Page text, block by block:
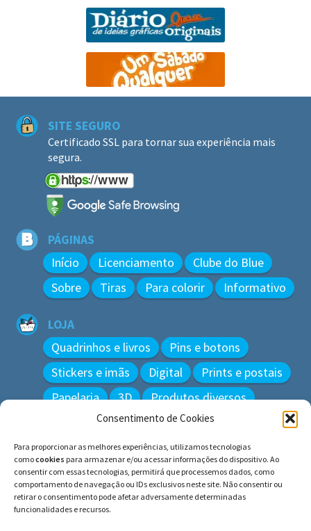
Consentimento de Cookies
Para proporcionar as melhores experiências, utilizamos tecnologias
comocookies para armazenar e/ou acessar informações do dispositivo. Ao
consentir com essas tecnologias, permitirá que processemos dados, como
comportamento de navegação ou IDs exclusivos neste site. Não consentir ou
retirar o consentimento pode afetar adversamente determinadas
funcionalidades e recursos.
SITE SEGURO
Certificado SSL para tornar sua experiência mais
segura.
PÁGINAS
Início Licenciamento
Clube do Blue
Sobre
Tiras Para colorir Informativo
LOJA
Quadrinhos e livros
Pins e botons
Stickers e imãs
Digital
Prints e postais
Papelaria
3D Produtos diversos
Pesquisar
por: